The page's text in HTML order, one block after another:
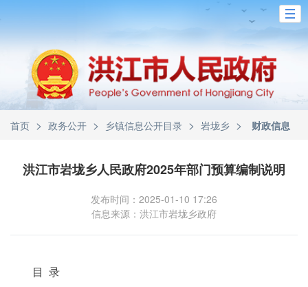
首页 > 政务公开 > 乡镇信息公开目录 > 岩垅乡 > 财政信息
洪江市岩垅乡人民政府2025年部门预算编制说明
发布时间：2025-01-10 17:26
信息来源：洪江市岩垅乡政府
目 录